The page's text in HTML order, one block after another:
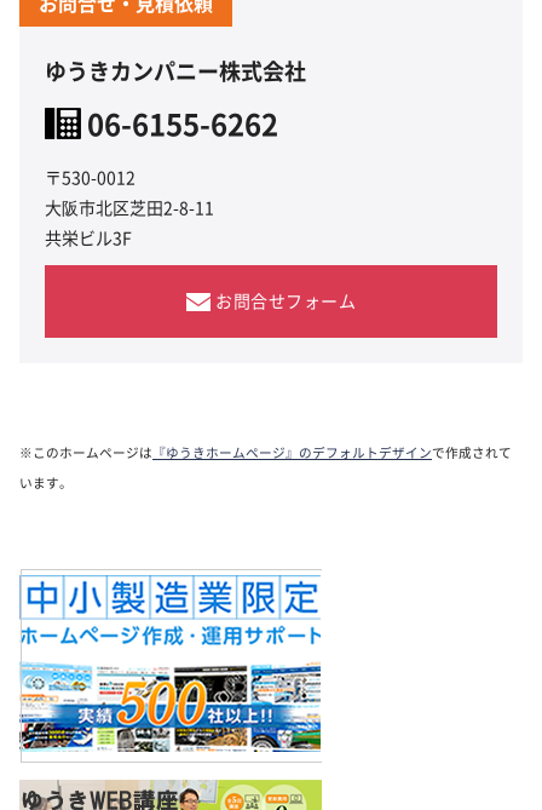
ゆうきカンパニー株式会社
06-6155-6262
〒530-0012
大阪市北区芝田2-8-11
共栄ビル3F
お問合せフォーム
※このホームページは 『ゆうきホームページ』のデフォルトデザインで作成されて
います。